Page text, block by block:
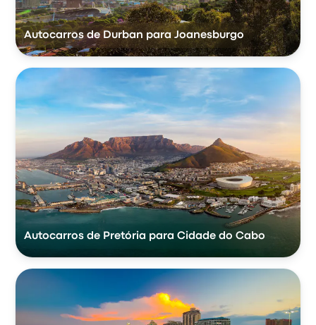
Autocarros de Durban para Joanesburgo
Autocarros de Pretória para Cidade do Cabo